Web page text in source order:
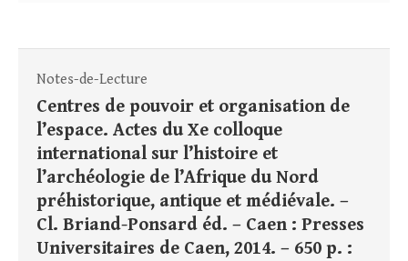
Notes-de-Lecture
Centres de pouvoir et organisation de
l’espace. Actes du Xe colloque
international sur l’histoire et
l’archéologie de l’Afrique du Nord
préhistorique, antique et médiévale. –
Cl. Briand-Ponsard éd. – Caen : Presses
Universitaires de Caen, 2014. – 650 p. :